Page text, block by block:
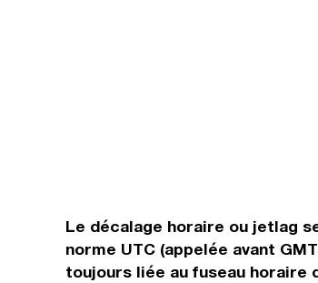
Le décalage horaire ou jetlag
norme UTC (appelée avant
toujours liée au fuseau horaire